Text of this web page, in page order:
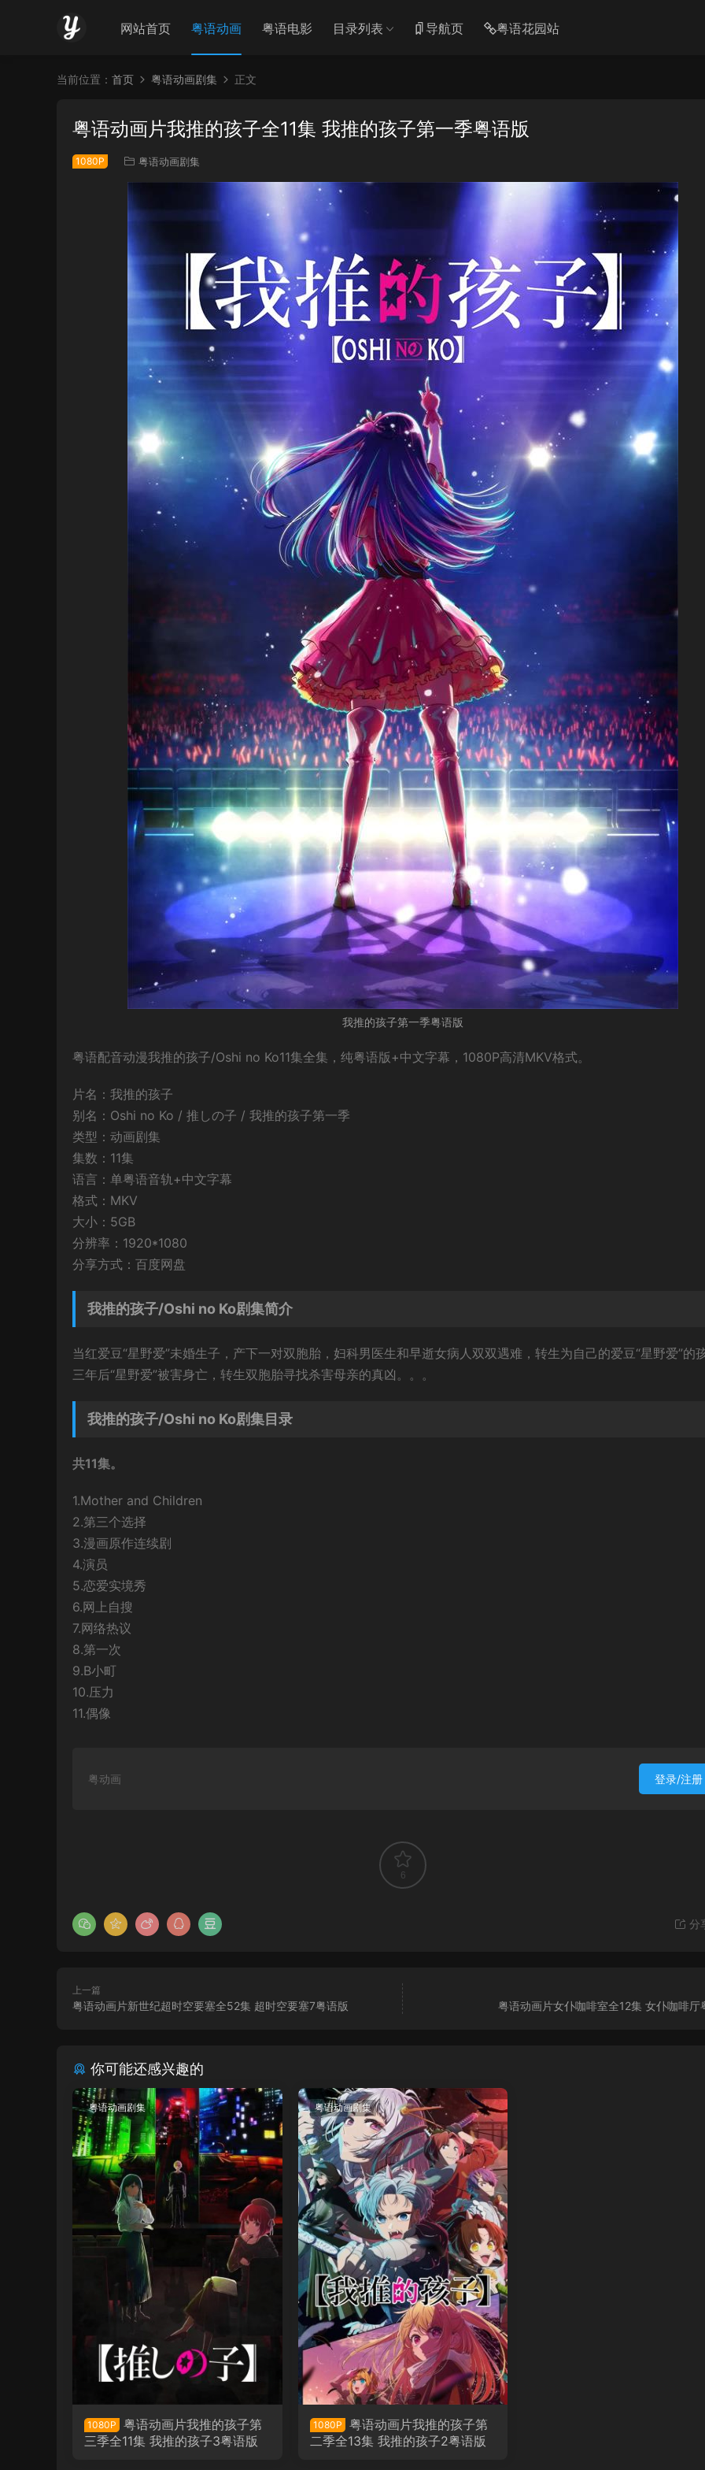
网站首页 粤语动画 粤语电影 目录列表 导航页 粤语花园站
当前位置： 首页 粤语动画剧集 正文
粤语动画片我推的孩子全11集 我推的孩子第一季粤语版
1080P 粤语动画剧集
我推的孩子第一季粤语版
粤语配音动漫我推的孩子/Oshi no Ko11集全集，纯粤语版+中文字幕，1080P高清MKV格式。
片名：我推的孩子
别名：Oshi no Ko / 推しの子 / 我推的孩子第一季
类型：动画剧集
集数：11集
语言：单粤语音轨+中文字幕
格式：MKV
大小：5GB
分辨率：1920*1080
分享方式：百度网盘
我推的孩子/Oshi no Ko剧集简介
当红爱豆“星野爱”未婚生子，产下一对双胞胎，妇科男医生和早逝女病人双双遇难，转生为自己的爱豆“星野爱”的
三年后“星野爱”被害身亡，转生双胞胎寻找杀害母亲的真凶。。。
我推的孩子/Oshi no Ko剧集目录
共11集。
1.Mother and Children
2.第三个选择
3.漫画原作连续剧
4.演员
5.恋爱实境秀
6.网上自搜
7.网络热议
8.第一次
9.B小町
10.压力
11.偶像
粤动画 登录/注册
6
分
上一篇
粤语动画片新世纪超时空要塞全52集 超时空要塞7粤语版 粤语动画片女仆咖啡室全12集 女仆咖啡厅
你可能还感兴趣的
粤语动画剧集
1080P
粤语动画片我推的孩子第
三季全11集 我推的孩子3粤语版
粤语动画剧集
1080P
粤语动画片我推的孩子第
二季全13集 我推的孩子2粤语版